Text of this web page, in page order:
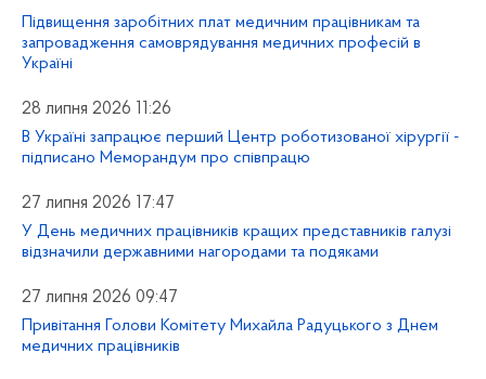
Підвищення заробітних плат медичним працівникам та
запровадження самоврядування медичних професій в
Україні
28 липня 2026 11:26
В Україні запрацює перший Центр роботизованої хірургії -
підписано Меморандум про співпрацю
27 липня 2026 17:47
У День медичних працівників кращих представників галузі
відзначили державними нагородами та подяками
27 липня 2026 09:47
Привітання Голови Комітету Михайла Радуцького з Днем
медичних працівників